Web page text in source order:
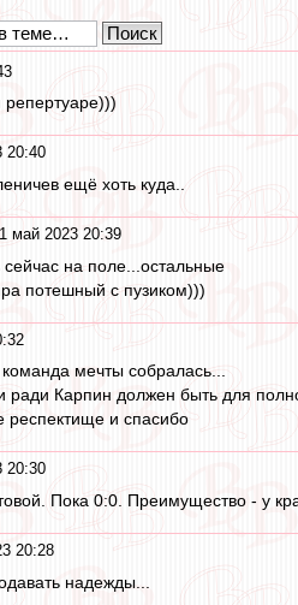
20:40
ещё хоть куда..
май 2023 20:39
на поле...остальные
потешный с пузиком)))
мечты собралась...
ради Карпин должен быть для
респектище и спасибо
20:30
Пока 0:0. Преимущество - у
20:28
надежды...